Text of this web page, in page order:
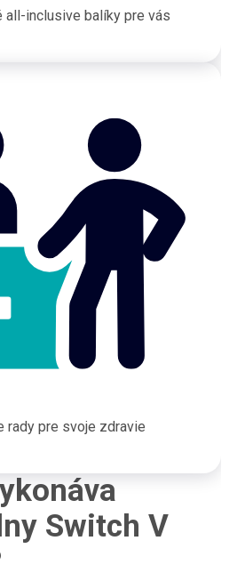
all-inclusive balíky pre vás
rady pre svoje zdravie
Switch V